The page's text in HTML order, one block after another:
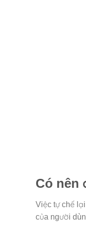
Có nên
Việc tự chế
của người